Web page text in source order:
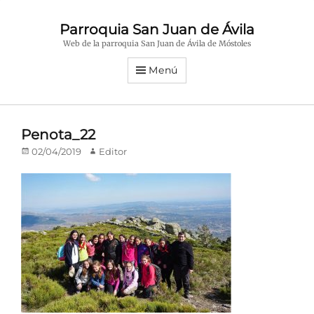
Parroquia San Juan de Ávila
Web de la parroquia San Juan de Ávila de Móstoles
Menú
Penota_22
Publicado
02/04/2019 Autor
Editor